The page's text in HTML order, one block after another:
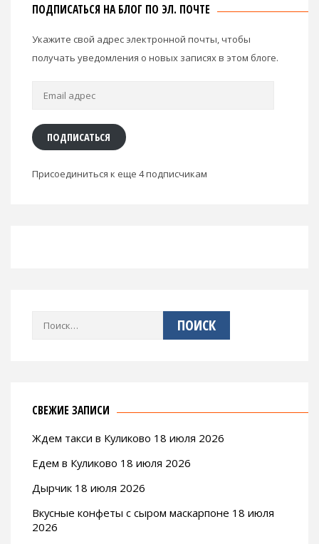
ПОДПИСАТЬСЯ НА БЛОГ ПО ЭЛ. ПОЧТЕ
Укажите свой адрес электронной почты, чтобы
получать уведомления о новых записях в этом блоге.
Email
ПОДПИСАТЬСЯ
Присоединиться к еще 4 подписчикам
Найти:
СВЕЖИЕ ЗАПИСИ
Ждем такси в Куликово 18 июля 2026
Едем в Куликово 18 июля 2026
Дырчик 18 июля 2026
Вкусные конфеты с сыром маскарпоне 18 июля
2026